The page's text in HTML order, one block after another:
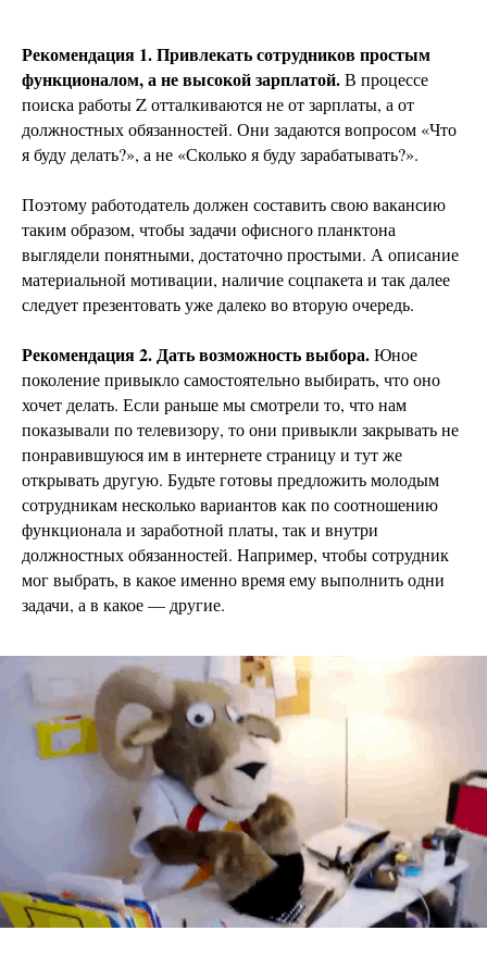
Рекомендация 1. Привлекать сотрудников простым
функционалом, а не высокой зарплатой.В процессе
поиска работы Z отталкиваются не от зарплаты, а от
должностных обязанностей. Они задаются вопросом «Что
я буду делать?», а не «Сколько я буду зарабатывать?».
Поэтому работодатель должен составить свою вакансию
таким образом, чтобы задачи офисного планктона
выглядели понятными, достаточно простыми. А описание
материальной мотивации, наличие соцпакета и так далее
следует презентовать уже далеко во вторую очередь.
Рекомендация 2. Дать возможность выбора.Юное
поколение привыкло самостоятельно выбирать, что оно
хочет делать. Если раньше мы смотрели то, что нам
показывали по телевизору, то они привыкли закрывать не
понравившуюся им в интернете страницу и тут же
открывать другую. Будьте готовы предложить молодым
сотрудникам несколько вариантов как по соотношению
функционала и заработной платы, так и внутри
должностных обязанностей. Например, чтобы сотрудник
мог выбрать, в какое именно время ему выполнить одни
задачи, а в какое — другие.